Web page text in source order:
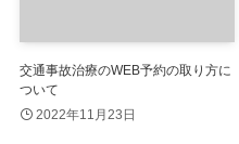
交通事故治療のWEB予約の取り方に
ついて
2022年11月23日